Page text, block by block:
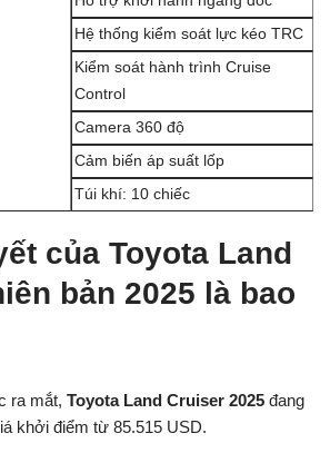
Hệ thống kiểm soát lực kéo TRC
Kiểm soát hành trình Cruise
Control
Camera 360 độ
Cảm biến áp suất lốp
Túi khí: 10 chiếc
của Toyota Land
bản 2025 là bao
ra mắt, Toyota Land Cruiser 2025 đang
khởi điểm từ 85.515 USD.